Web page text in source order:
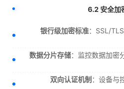
6.2 安全加
银行级加密标准：SSL/
数据分片存储：监控数据加密
双向认证机制 ：设备与